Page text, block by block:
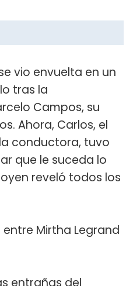
vio envuelta en un
tras la
Campos, su
Ahora, Carlos, el
conductora, tuvo
que le suceda lo
reveló todos los
Mirtha Legrand
entrañas del